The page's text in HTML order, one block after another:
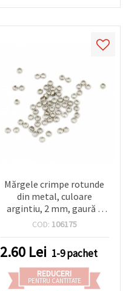
Mărgele crimpe rotunde
din metal, culoare
argintiu, 2 mm, gaură 1
mm – 200 bucăți
COD: 106175
2.60 Lei 1-9 pachet
REDUCERI
PENTRU CANTITATE